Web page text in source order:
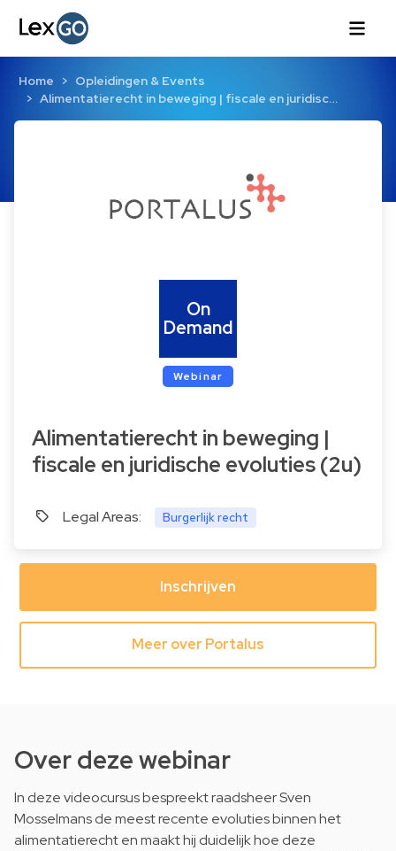
Home
Opleidingen & Events
Alimentatierecht in beweging | fiscale en juridisc…
Alimentatierecht in beweging |
fiscale en juridische evoluties (2u)
Legal Areas: Burgerlijk recht
On
Demand
Webinar
Inschrijven
Meer over Portalus
Over deze webinar
In deze videocursus bespreekt raadsheer Sven
Mosselmans de meest recente evoluties binnen het
alimentatierecht en maakt hij duidelijk hoe deze